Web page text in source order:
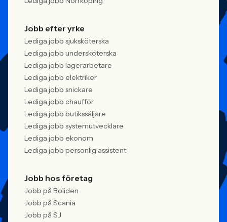
Jobb efter yrke
Lediga jobb sjuksköterska
Lediga jobb undersköterska
Lediga jobb lagerarbetare
Lediga jobb elektriker
Lediga jobb snickare
Lediga jobb chaufför
Lediga jobb butikssäljare
Lediga jobb systemutvecklare
Lediga jobb ekonom
Lediga jobb personlig assistent
Jobb hos företag
Jobb på Boliden
Jobb på Scania
Jobb på SJ